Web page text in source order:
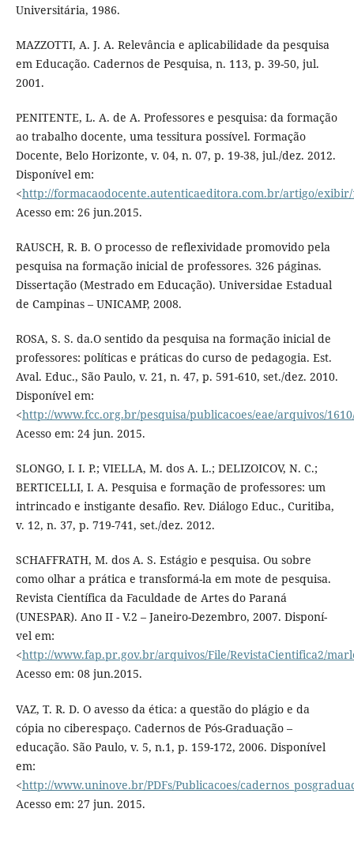
Universitária, 1986.
MAZZOTTI, A. J. A. Relevância e aplicabilidade da pesquisa
em Educação. Cadernos de Pesquisa, n. 113, p. 39-50, jul.
2001.
PENITENTE, L. A. de A. Professores e pesquisa: da formação
ao trabalho docente, uma tessitura possí­vel. Formação
Docente, Belo Horizonte, v. 04, n. 07, p. 19-38, jul./dez. 2012.
Disponí­vel em:
<http://formacaodocente.autenticaeditora.com.br/artigo/exibir/
Acesso em: 26 jun.2015.
RAUSCH, R. B. O processo de reflexividade promovido pela
pesquisa na formação inicial de professores. 326 páginas.
Dissertação (Mestrado em Educação). Universidae Estadual
de Campinas – UNICAMP, 2008.
ROSA, S. S. da.O sentido da pesquisa na formação inicial de
professores: polí­ticas e práticas do curso de pedagogia. Est.
Aval. Educ., São Paulo, v. 21, n. 47, p. 591-610, set./dez. 2010.
Disponí­vel em:
<http://www.fcc.org.br/pesquisa/publicacoes/eae/arquivos/
Acesso em: 24 jun. 2015.
SLONGO, I. I. P.; VIELLA, M. dos A. L.; DELIZOICOV, N. C.;
BERTICELLI, I. A. Pesquisa e formação de professores: um
intrincado e instigante desafio. Rev. Diálogo Educ., Curitiba,
v. 12, n. 37, p. 719-741, set./dez. 2012.
SCHAFFRATH, M. dos A. S. Estágio e pesquisa. Ou sobre
como olhar a prática e transformá-la em mote de pesquisa.
Revista Cientí­fica da Faculdade de Artes do Paraná
(UNESPAR). Ano II - V.2 – Janeiro-Dezembro, 2007. Disponí­
vel em:
<http://www.fap.pr.gov.br/arquivos/File/RevistaCientifica2/
Acesso em: 08 jun.2015.
VAZ, T. R. D. O avesso da ética: a questão do plágio e da
cópia no ciberespaço. Cadernos de Pós-Graduação –
educação. São Paulo, v. 5, n.1, p. 159-172, 2006. Disponí­vel
em:
<http://www.uninove.br/PDFs/Publicacoes/
Acesso em: 27 jun. 2015.